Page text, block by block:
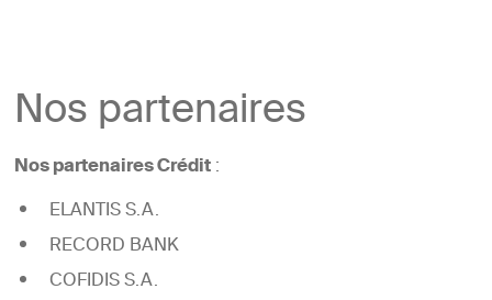
Nos partenaires
Nos partenaires Crédit:
ELANTIS S.A.
RECORD BANK
COFIDIS S.A.